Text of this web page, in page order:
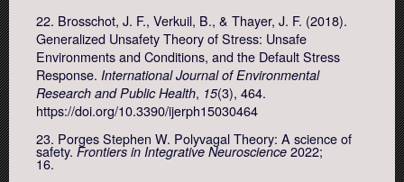
22. Brosschot, J. F., Verkuil, B., & Thayer, J. F. (2018).
Generalized Unsafety Theory of Stress: Unsafe
Environments and Conditions, and the Default Stress
Response. International Journal of Environmental
Research and Public Health, 15(3), 464.
https://doi.org/10.3390/ijerph15030464
23. Porges Stephen W. Polyvagal Theory: A science of
safety. Frontiers in Integrative Neuroscience 2022;
16.